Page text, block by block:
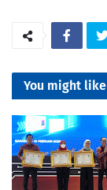
You might like